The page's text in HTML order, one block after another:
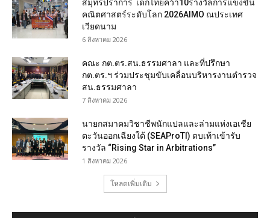
สมุทรปราการ เด็กไทยคว้า10รางวัลการแข่งขัน
คณิตศาสตร์ระดับโลก 2026AIMO ณประเทศ
เวียดนาม
6 สิงหาคม 2026
คณะ กต.ตร.สน.ธรรมศาลา และที่ปรึกษา
กต.ตร.ฯ ร่วมประชุมขับเคลื่อนบริหารงานตำรวจ
สน.ธรรมศาลา
7 สิงหาคม 2026
นายกสมาคมวิชาชีพนักแปลและล่ามแห่งเอเชีย
ตะวันออกเฉียงใต้ (SEAProTI) ตบเท้าเข้ารับ
รางวัล “Rising Star in Arbitrations”
1 สิงหาคม 2026
โหลดเพิ่มเติม